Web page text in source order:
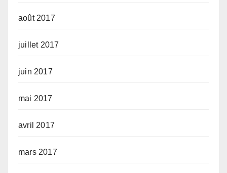
août 2017
juillet 2017
juin 2017
mai 2017
avril 2017
mars 2017